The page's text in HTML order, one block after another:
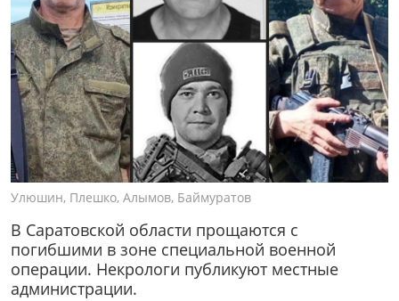
Улюшин, Плешко, Алымов, Баймуратов
В Саратовской области прощаются с
погибшими в зоне специальной военной
операции. Некрологи публикуют местные
администрации.